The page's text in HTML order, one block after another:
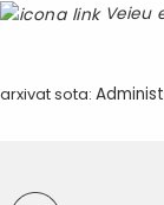
Veieu
arxivat sota: